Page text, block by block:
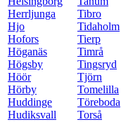
Herrljunga
Hjo
Hofors
Höganäs
Högsby
Höör
Hörby
Huddinge
Hudiksvall
Tibro
Tidaholm
Tierp
Timrå
Tingsryd
Tjörn
Tomelilla
Töreboda
Torså